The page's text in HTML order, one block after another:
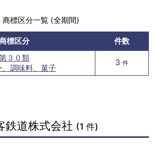
商標区分一覧 (全期間)
標区分
件数
３０類
、調味料、菓子
3 件
鉄道株式会社 (1 件)